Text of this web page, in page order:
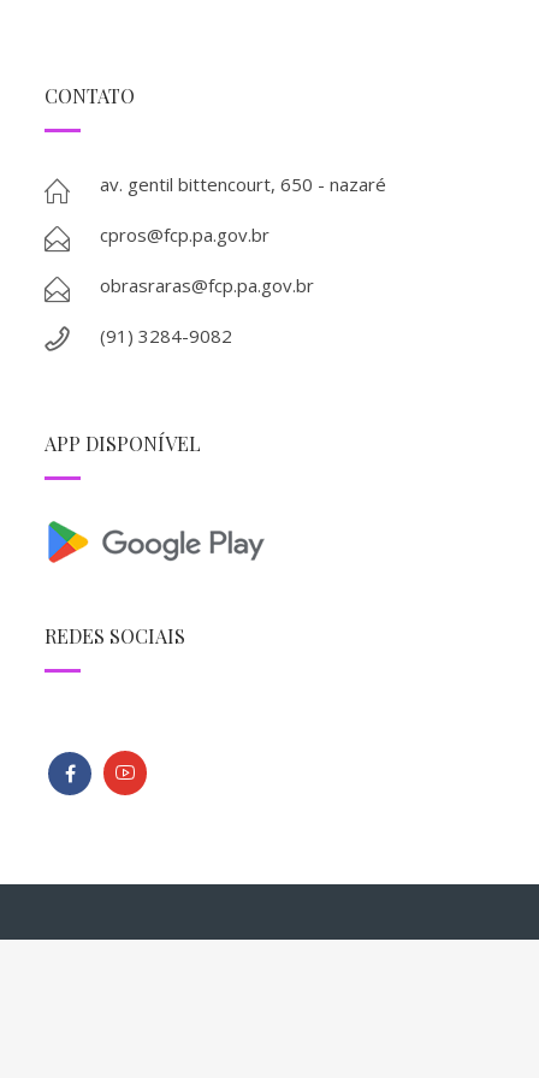
CONTATO
av. gentil bittencourt, 650 - nazaré
cpros@fcp.pa.gov.br
obrasraras@fcp.pa.gov.br
(91) 3284-9082
APP DISPONÍVEL
REDES SOCIAIS